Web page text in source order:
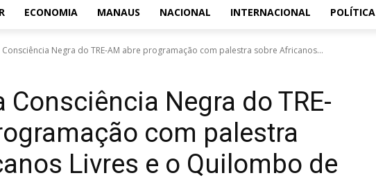
ECONOMIA MANAUS NACIONAL INTERNACIONAL POLÍTICA
Consciência Negra do TRE-AM abre programação com palestra sobre Africanos...
Consciência Negra do TRE-
com palestra
Livres e o Quilombo de